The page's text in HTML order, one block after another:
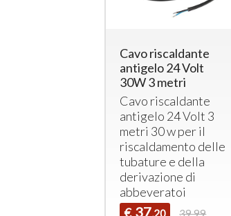
Cavo riscaldante
antigelo 24 Volt
30W 3 metri
Cavo riscaldante
antigelo 24 Volt 3
metri 30 w per il
riscaldamento delle
tubature e della
derivazione di
abbeveratoi
€ 37,20 39,99